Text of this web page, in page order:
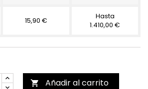
15,90 €
Hasta
1.410,00 €
 Añadir al carrito